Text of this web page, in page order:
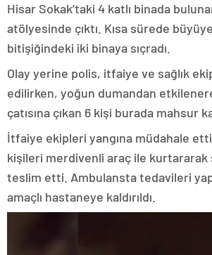
Hisar Sokak’taki 4 katlı binada
atölyesinde çıktı. Kısa sürede
bitişiğindeki iki binaya sıçradı.
Olay yerine polis, itfaiye ve sağlık
edilirken, yoğun dumandan
çatısına çıkan 6 kişi burada mahsur
İtfaiye ekipleri yangına müdahale
kişileri merdivenli araç ile kurtararak
teslim etti. Ambulansta tedavileri
amaçlı hastaneye kaldırıldı.